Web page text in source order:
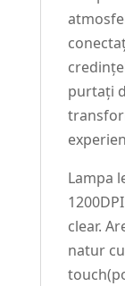
purtați
Lampa
clear.
natur